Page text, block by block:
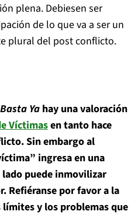
plena. Debiesen ser
de lo que va a ser un
plural del post conflicto.
Basta Ya hay una valoración
Víctimasen tanto hace
Sin embargo al
ingresa en una
puede inmovilizar
Refiéranse por favor a la
y los problemas que